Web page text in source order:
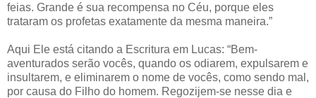
feias. Grande é sua recompensa no Céu, porque eles
trataram os profetas exatamente da mesma maneira.”
Aqui Ele está citando a Escritura em Lucas: “Bem-
aventurados serão vocês, quando os odiarem, expulsarem e
insultarem, e eliminarem o nome de vocês, como sendo mal,
por causa do Filho do homem. Regozijem-se nesse dia e